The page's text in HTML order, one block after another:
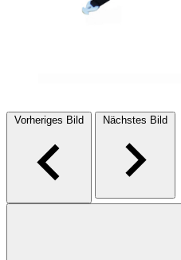
Vorheriges Bild Nächstes Bild